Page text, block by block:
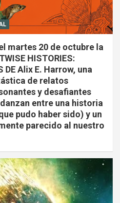
martes 20 de octubre la
HISTORIES:
DE Alix E. Harrow, una
de relatos
y desafiantes
entre una historia
pudo haber sido) y un
parecido al nuestro